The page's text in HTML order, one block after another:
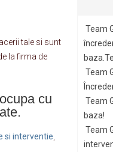
tale si sunt
la firma de
cu
si interventie
Team
Team
Team
baza!
Team